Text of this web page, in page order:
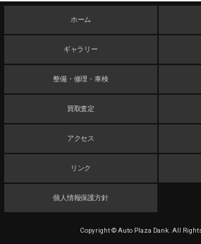
ホーム
ギャラリー
整備・修理・車検
買取査定
アクセス
リンク
個人情報保護方針
Copyright © Auto Plaza Dank. All